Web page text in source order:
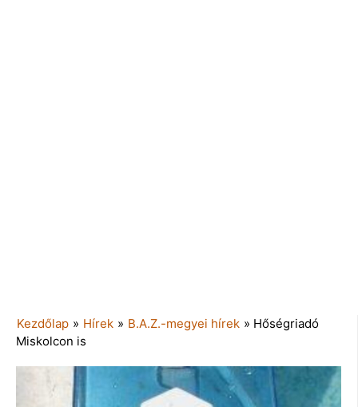
Kezdőlap » Hírek » B.A.Z.-megyei hírek » Hőségriadó
Miskolcon is